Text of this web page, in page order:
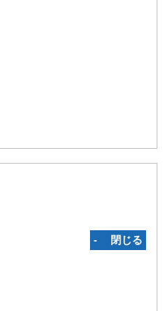
‐ 閉じる